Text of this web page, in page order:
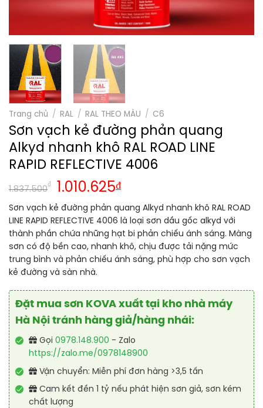
Trang chủ / RAL / RAL THEO MÀU / C6
Sơn vạch kẻ đường phản quang
Alkyd nhanh khô RAL ROAD LINE
RAPID REFLECTIVE 4006
1.837.500
₫
Giá
gốc
là:
1.837.500₫.
1.010.625₫Giá
hiện
tại
là:
1.010.625₫.
Sơn vạch kẻ đường phản quang Alkyd nhanh khô RAL ROAD
LINE RAPID REFLECTIVE 4006 là loại sơn dầu gốc alkyd với
thành phần chứa những hạt bi phản chiếu ánh sáng. Màng
sơn có độ bền cao, nhanh khô, chịu được tải nặng mức
trung bình và phản chiếu ánh sáng, phù hợp cho sơn vạch
kẻ đường và sàn nhà.
Đặt mua sơn KOVA xuất tại kho nhà máy
Hà Nội tránh hàng giả/hàng nhái:
Gọi 0978.148.900 - Zalo
https://zalo.me/0978148900
Vận chuyển: Miễn phí đơn hàng >3,5 tấn
Cam kết đền 1 tỷ nếu phát hiện sơn giả, sơn kém
chất lượng